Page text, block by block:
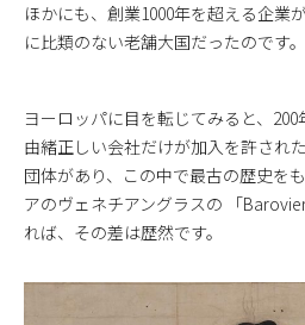
ほかにも、創業1000年を超える企業
に比類のない老舗大国だったのです。
ヨーロッパに目を転じてみると、
由緒正しい会社だけが加入を許され
団体があり、この中で最古の歴史を
アのヴェネチアングラスの 「
れば、その差は歴然です。